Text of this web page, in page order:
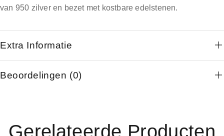
van 950 zilver en bezet met kostbare edelstenen.
Extra Informatie
Beoordelingen (0)
Gerelateerde Producten